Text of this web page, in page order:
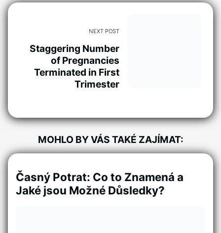
NEXT POST
Staggering Number
of Pregnancies
Terminated in First
Trimester
MOHLO BY VÁS TAKÉ ZAJÍMAT:
Časný Potrat: Co to Znamená a
Jaké jsou Možné Důsledky?